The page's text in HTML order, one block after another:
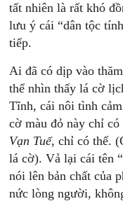
tất nhiên là rất khó
lưu ý cái “dân tộc
tiếp.
Ai đã có dịp vào
thể nhìn thấy lá cờ
Tĩnh, cái nôi tình
cờ màu đỏ này chỉ
Vạn Tuế, chỉ có thế.
lá cờ). Vả lại cái tên
nói lên bản chất của
nức lòng người,